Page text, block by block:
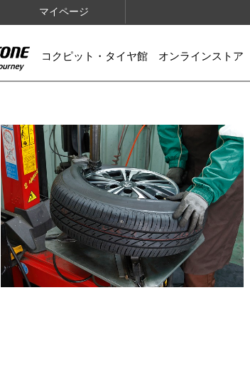
マイページ
コクピット・タイヤ館 オンラインストア
IMAGES